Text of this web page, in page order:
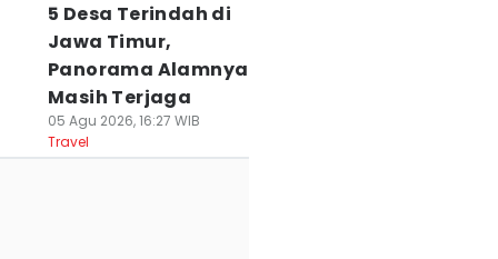
5 Desa Terindah di
Jawa Timur,
Panorama Alamnya
Masih Terjaga
05 Agu 2026, 16:27 WIB
Travel